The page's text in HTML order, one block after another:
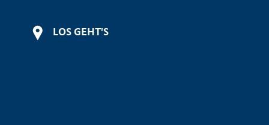
LOS GEHT'S